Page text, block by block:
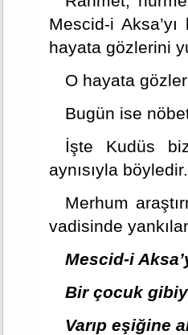
Mescid-i
hayata gözlerini
O hayata
Bugün ise
İşte Kudüs
aynısıyla böyledir.
Merhum
vadisinde
Mescid-i
Bir çocuk
Varıp eşiğine